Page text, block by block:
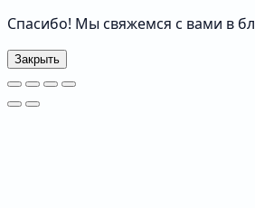
Спасибо! Мы свяжемся с вами в
Закрыть